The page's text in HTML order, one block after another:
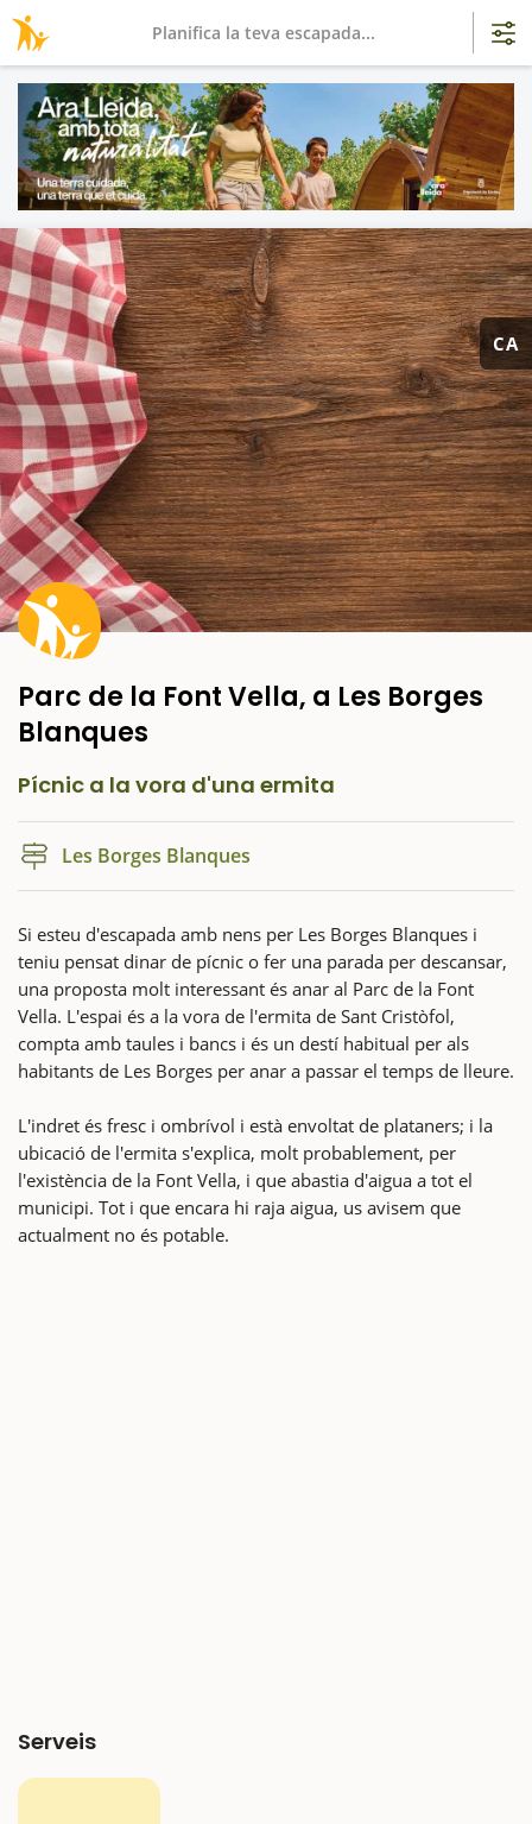
CA
Parc de la Font Vella, a Les Borges
Blanques
Pícnic a la vora d'una ermita
Les Borges Blanques
Si esteu d'escapada amb nens per Les Borges Blanques i
teniu pensat dinar de pícnic o fer una parada per descansar,
una proposta molt interessant és anar al Parc de la Font
Vella. L'espai és a la vora de l'ermita de Sant Cristòfol,
compta amb taules i bancs i és un destí habitual per als
habitants de Les Borges per anar a passar el temps de lleure.
L'indret és fresc i ombrívol i està envoltat de plataners; i la
ubicació de l'ermita s'explica, molt probablement, per
l'existència de la Font Vella, i que abastia d'aigua a tot el
municipi. Tot i que encara hi raja aigua, us avisem que
actualment no és potable.
Serveis
Planifica la teva escapada...